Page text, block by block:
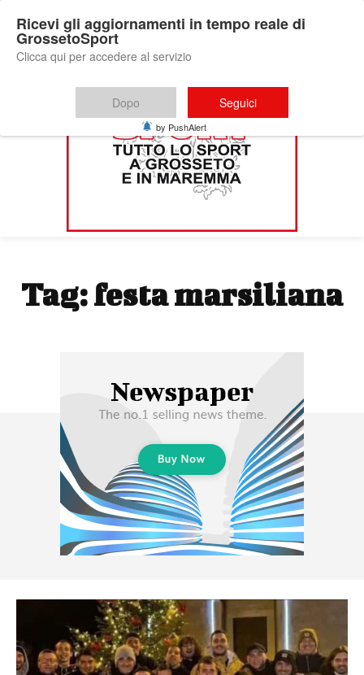
Tag:festa marsiliana
Ricevi gli aggiornamenti in tempo reale di
GrossetoSport
Clicca qui per accedere al servizio
Dopo Seguici
by PushAlert